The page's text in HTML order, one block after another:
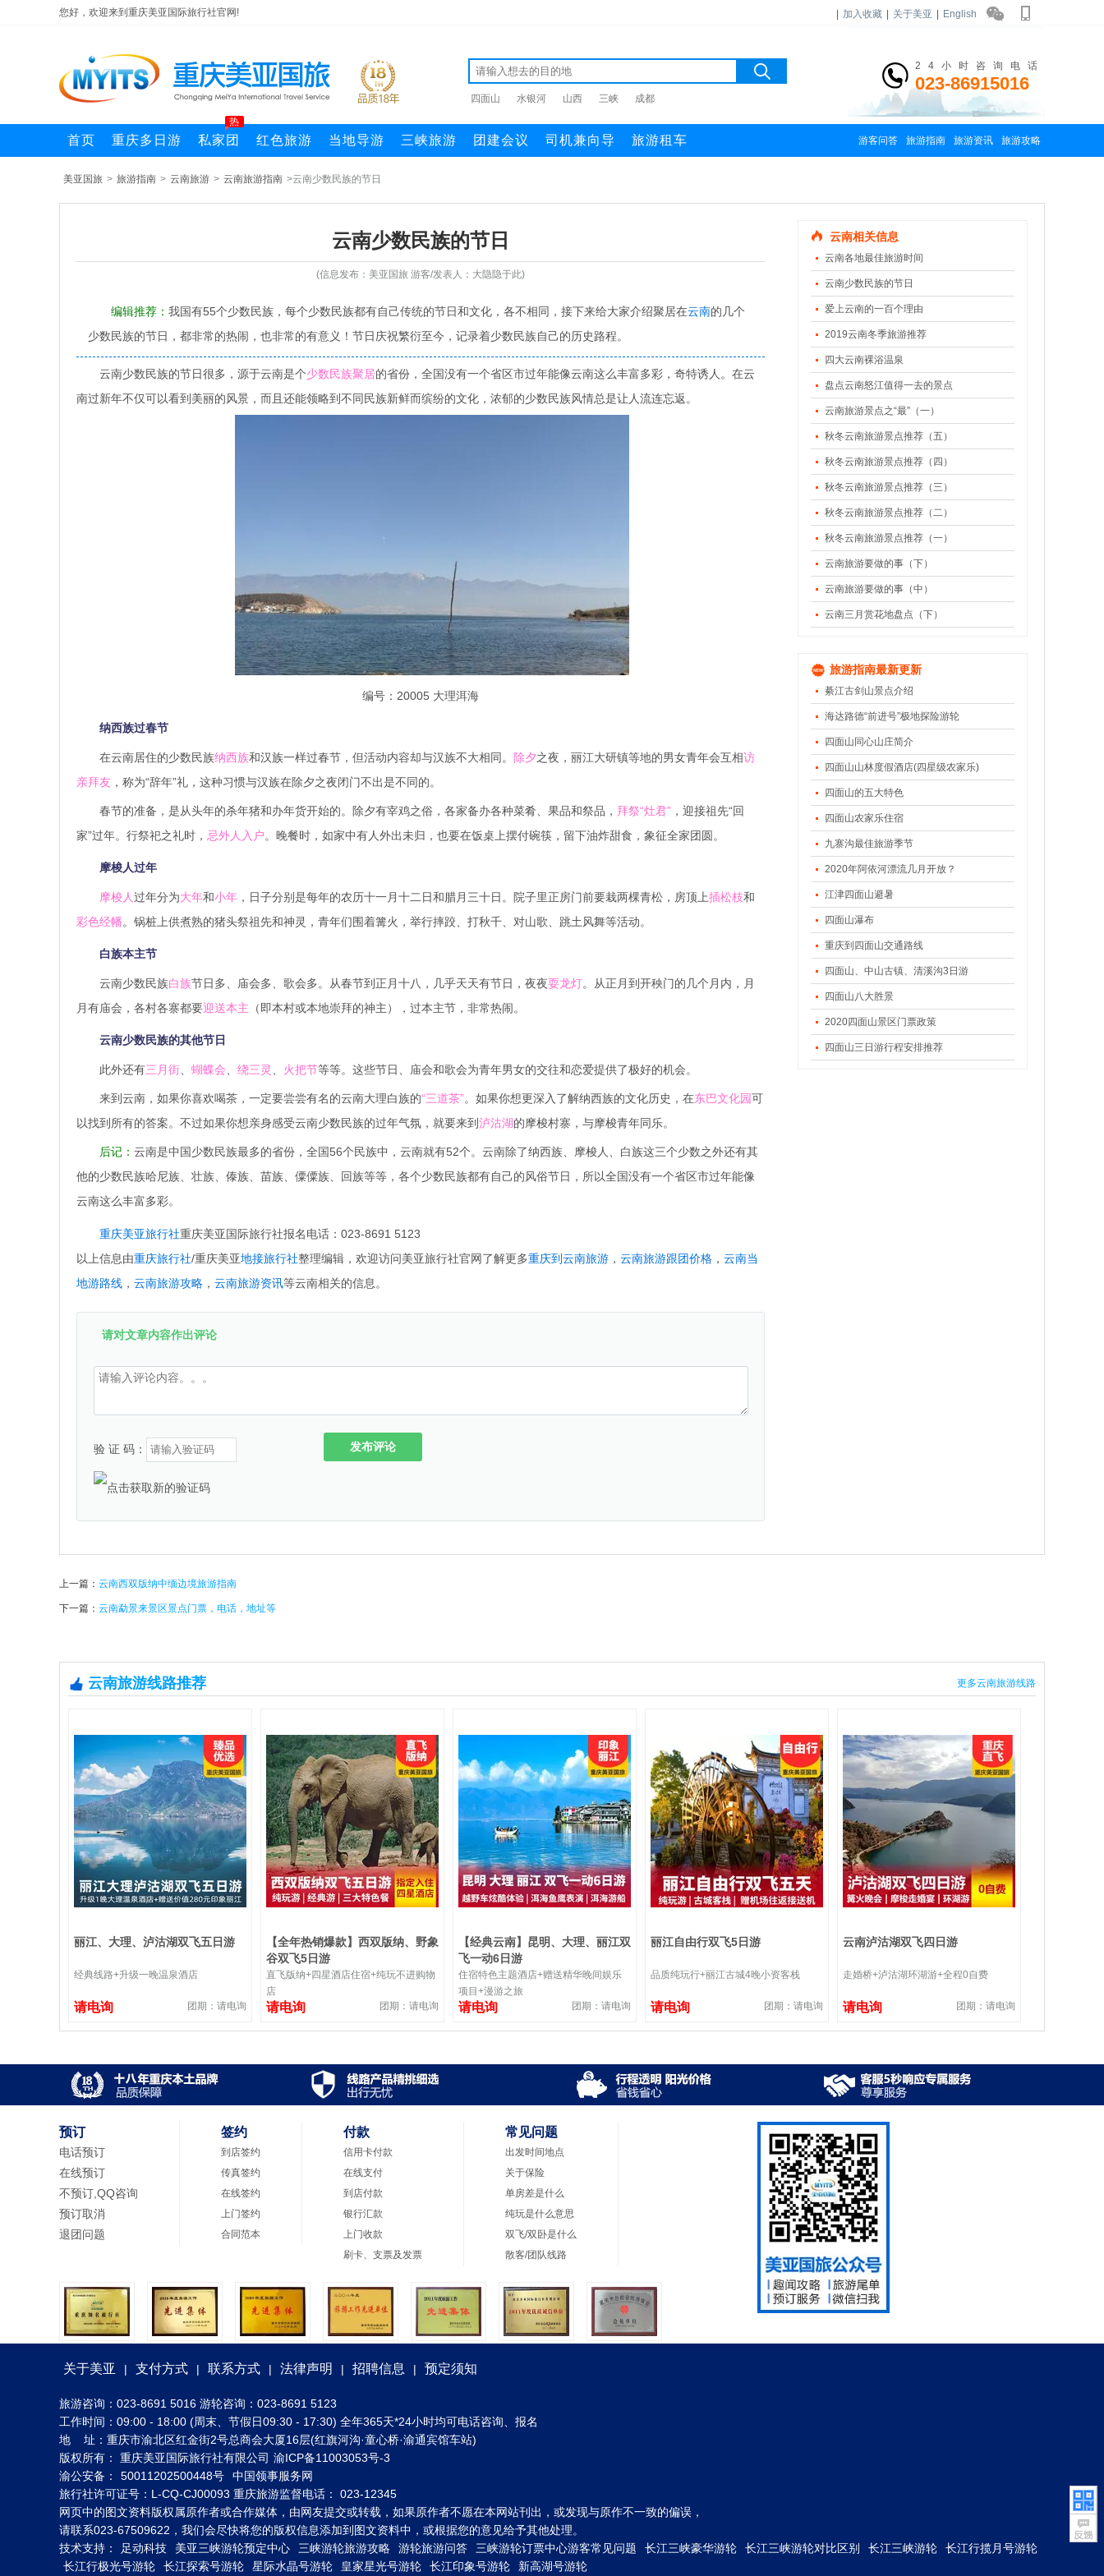
您好，欢迎来到重庆美亚国际旅行社官网! 加入收藏 关于美亚 English
四面山 水银河 山西 三峡 成都
24小时咨询电话
023-86915016
首页 重庆多日游 私家团
热
红色旅游 当地导游 三峡旅游 团建会议 司机兼向导 旅游租车 游客问答 旅游指南 旅游资讯 旅游攻略
美亚国旅 > 旅游指南 > 云南旅游 > 云南旅游指南 >云南少数民族的节日
云南少数民族的节日
(信息发布：美亚国旅 游客/发表人：大隐隐于此)
编辑推荐： 我国有55个少数民族，每个少数民族都有自己传统的节日和文化，各不相同，接下来给大家介绍聚居在云南的几个
少数民族的节日，都非常的热闹，也非常的有意义！节日庆祝繁衍至今，记录着少数民族自己的历史路程。
云南少数民族的节日很多，源于云南是个少数民族聚居的省份，全国没有一个省区市过年能像云南这么丰富多彩，奇特诱人。在云
南过新年不仅可以看到美丽的风景，而且还能领略到不同民族新鲜而缤纷的文化，浓郁的少数民族风情总是让人流连忘返。
编号：20005 大理洱海
纳西族过春节
在云南居住的少数民族纳西族和汉族一样过春节，但活动内容却与汉族不大相同。 除夕之夜，丽江大研镇等地的男女青年会互相访
亲拜友 ，称为“辞年”礼，这种习惯与汉族在除夕之夜闭门不出是不同的。
春节的准备，是从头年的杀年猪和办年货开始的。除夕有宰鸡之俗，各家备办各种菜肴、果品和祭品， 拜祭“灶君” ，迎接祖先“回
家”过年。行祭祀之礼时， 忌外人入户。晚餐时，如家中有人外出未归，也要在饭桌上摆付碗筷，留下油炸甜食，象征全家团圆。
摩梭人过年
摩梭人过年分为大年和小年 ，日子分别是每年的农历十一月十二日和腊月三十日。院子里正房门前要栽两棵青松，房顶上插松枝和
彩色经幡。锅桩上供煮熟的猪头祭祖先和神灵，青年们围着篝火，举行摔跤、打秋千、对山歌、跳土风舞等活动。
白族本主节
云南少数民族白族节日多、庙会多、歌会多。从春节到正月十八，几乎天天有节日，夜夜耍龙灯。从正月到开秧门的几个月内，月
月有庙会，各村各寨都要迎送本主 （即本村或本地崇拜的神主），过本主节，非常热闹。
云南少数民族的其他节日
此外还有三月街 蝴蝶会 绕三灵 火把节等等。这些节日、庙会和歌会为青年男女的交往和恋爱提供了极好的机会。
来到云南，如果你喜欢喝茶，一定要尝尝有名的云南大理白族的“三道茶”。如果你想更深入了解纳西族的文化历史，在东巴文化园可
以找到所有的答案。不过如果你想亲身感受云南少数民族的过年气氛，就要来到 泸沽湖的摩梭村寨，与摩梭青年同乐。
后记： 云南是中国少数民族最多的省份，全国56个民族中，云南就有52个。云南除了纳西族、摩梭人、白族这三个少数之外还有其
他的少数民族哈尼族、壮族、傣族、苗族、僳僳族、回族等等，各个少数民族都有自己的风俗节日，所以全国没有一个省区市过年能像
云南这么丰富多彩。
重庆美亚旅行社重庆美亚国际旅行社报名电话：023-8691 5123
以上信息由重庆旅行社/重庆美亚地接旅行社整理编辑，欢迎访问美亚旅行社官网了解更多重庆到云南旅游 ， 云南旅游跟团价格 ， 云南当
地游路线 ， 云南旅游攻略 ， 云南旅游资讯等云南相关的信息。
请对文章内容作出评论
验 证 码： 发布评论
云南相关信息
云南各地最佳旅游时间
云南少数民族的节日
爱上云南的一百个理由
2019云南冬季旅游推荐
四大云南裸浴温泉
盘点云南怒江值得一去的景点
云南旅游景点之“最”（一）
秋冬云南旅游景点推荐（五）
秋冬云南旅游景点推荐（四）
秋冬云南旅游景点推荐（三）
秋冬云南旅游景点推荐（二）
秋冬云南旅游景点推荐（一）
云南旅游要做的事（下）
云南旅游要做的事（中）
云南三月赏花地盘点（下）
旅游指南最新更新
綦江古剑山景点介绍
海达路德“前进号”极地探险游轮
四面山同心山庄简介
四面山山林度假酒店(四星级农家乐)
四面山的五大特色
四面山农家乐住宿
九寨沟最佳旅游季节
2020年阿依河漂流几月开放？
江津四面山避暑
四面山瀑布
重庆到四面山交通路线
四面山、中山古镇、清溪沟3日游
四面山八大胜景
2020四面山景区门票政策
四面山三日游行程安排推荐
上一篇： 云南西双版纳中缅边境旅游指南
下一篇： 云南勐景来景区景点门票，电话，地址等
云南旅游线路推荐 更多云南旅游线路
丽江、大理、泸沽湖双飞五日游
经典线路+升级一晚温泉酒店
请电询 团期：请电询
【全年热销爆款】西双版纳、野象
谷双飞5日游
直飞版纳+四星酒店住宿+纯玩不进购物
店
请电询 团期：请电询
【经典云南】昆明、大理、丽江双
飞一动6日游
住宿特色主题酒店+赠送精华晚间娱乐
项目+漫游之旅
请电询 团期：请电询
丽江自由行双飞5日游
品质纯玩行+丽江古城4晚小资客栈
请电询 团期：请电询
云南泸沽湖双飞四日游
走婚桥+泸沽湖环湖游+全程0自费
请电询 团期：请电询
预订
电话预订
在线预订
不预订,QQ咨询
预订取消
退团问题
签约
到店签约
传真签约
在线签约
上门签约
合同范本
付款
信用卡付款
在线支付
到店付款
银行汇款
上门收款
刷卡、支票及发票
常见问题
出发时间地点
关于保险
单房差是什么
纯玩是什么意思
双飞/双卧是什么
散客/团队线路
关于美亚 | 支付方式 | 联系方式 | 法律声明 | 招聘信息 | 预定须知
旅游咨询：023-8691 5016 游轮咨询：023-8691 5123
工作时间：09:00 - 18:00 (周末、节假日09:30 - 17:30) 全年365天*24小时均可电话咨询、报名
地 址：重庆市渝北区红金街2号总商会大厦16层(红旗河沟·童心桥·渝通宾馆车站)
版权所有： 重庆美亚国际旅行社有限公司 渝ICP备11003053号-3
渝公安备：
50011202500448号
中国领事服务网
旅行社许可证号：L-CQ-CJ00093 重庆旅游监督电话： 023-12345
网页中的图文资料版权属原作者或合作媒体，由网友提交或转载，如果原作者不愿在本网站刊出，或发现与原作不一致的偏误，
请联系023-67509622，我们会尽快将您的版权信息添加到图文资料中，或根据您的意见给予其他处理。
技术支持：
足动科技 美亚三峡游轮预定中心 三峡游轮旅游攻略 游轮旅游问答 三峡游轮订票中心游客常见问题 长江三峡豪华游轮 长江三峡游轮对比区别 长江三峡游轮
长江行揽月号游轮
长江行极光号游轮
长江探索号游轮 星际水晶号游轮 皇家星光号游轮 长江印象号游轮 新高湖号游轮